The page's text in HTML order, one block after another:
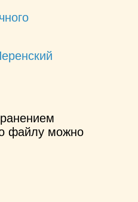
файлу можно